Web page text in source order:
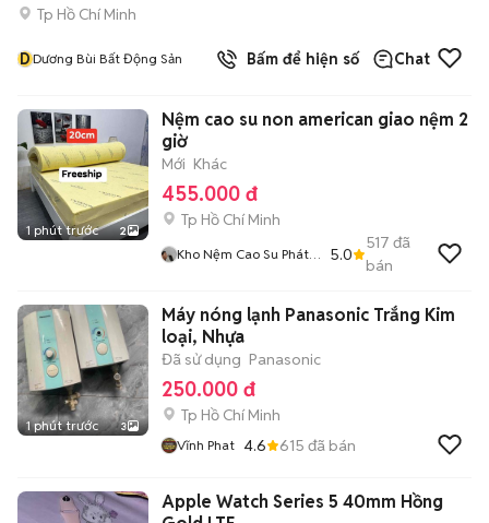
Tp Hồ Chí Minh
DDương Bùi Bất Động Sản Bấm để hiện số Chat
1 phút trước 2
Nệm cao su non american giao nệm 2
giờ
Mới Khác
455.000 đ
Tp Hồ Chí Minh
Kho Nệm Cao Su Phát
5.0
517 đã
bán
1 phút trước 3
Máy nóng lạnh Panasonic Trắng Kim
loại, Nhựa
Đã sử dụng Panasonic
250.000 đ
Tp Hồ Chí Minh
Vĩnh Phat 4.6 615 đã bán
Apple Watch Series 5 40mm Hồng